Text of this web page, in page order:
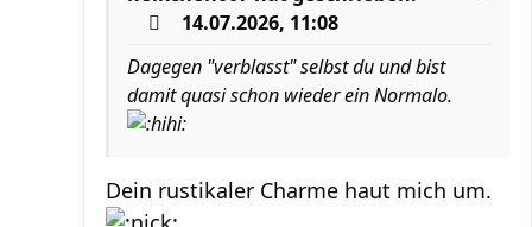
14.07.2026, 11:08
Dagegen "verblasst" selbst du und bist
damit quasi schon wieder ein Normalo.
Dein rustikaler Charme haut mich um.